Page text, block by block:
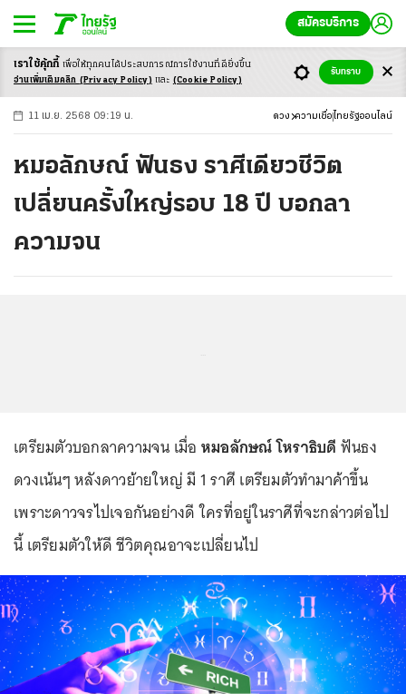
สมัครบริการ
-ก ก ก+
11 เม.ย. 2568 09:19 น. ดวง ความเชื่อ ไทยรัฐออนไลน์
หมอลักษณ์ ฟันธง ราศีเดียวชีวิต
เปลี่ยนครั้งใหญ่รอบ 18 ปี บอกลา
ความจน
เตรียมตัวบอกลาความจน เมื่อ หมอลักษณ์ โหราธิบดี ฟันธง
ดวงเน้นๆ หลังดาวย้ายใหญ่ มี 1 ราศี เตรียมตัวทำมาค้าขึ้น
เพราะดาวจรไปเจอกันอย่างดี ใครที่อยู่ในราศีที่จะกล่าวต่อไป
นี้ เตรียมตัวให้ดี ชีวิตคุณอาจะเปลี่ยนไป
เราใช้คุ้กกี้ เพื่อให้ทุกคนได้ประสบการณ์การใช้งานที่ดียิ่งขึ้น
อ่านเพิ่มเติมคลิก (Privacy Policy) และ (Cookie Policy)
รับทราบ